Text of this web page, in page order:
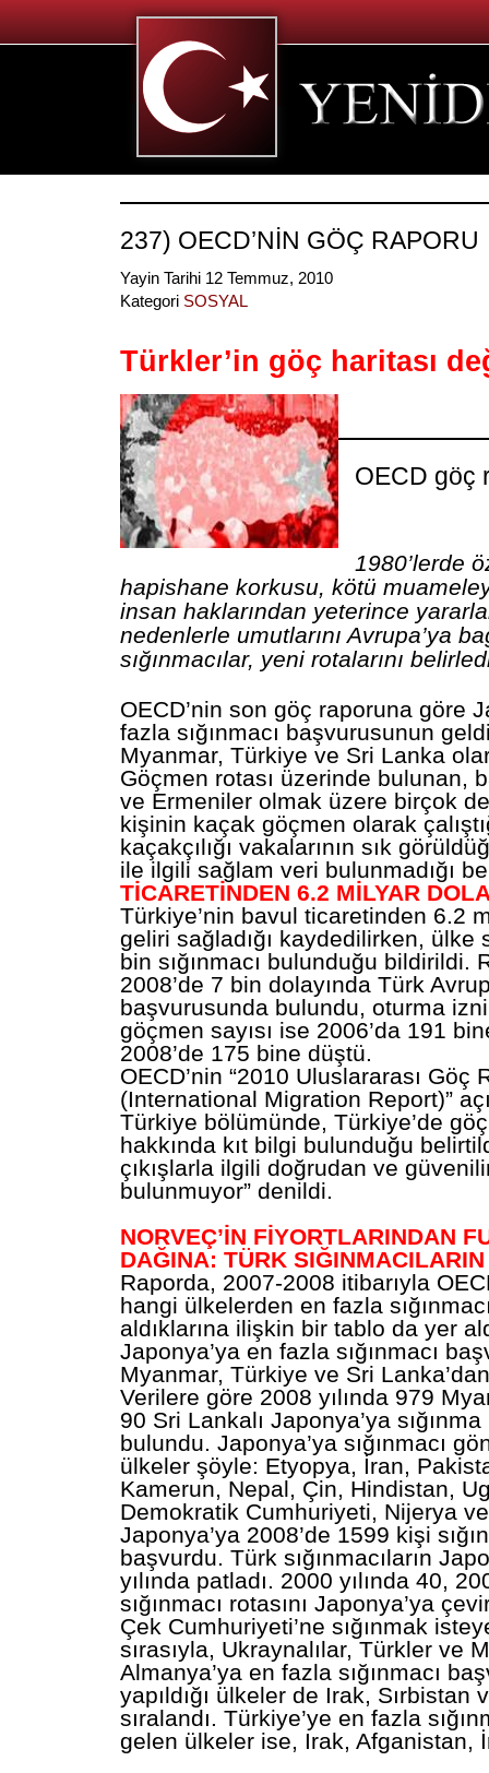
237) OECD’NİN GÖÇ RAPORU
Yayin Tarihi 12 Temmuz, 2010
Kategori SOSYAL
Türkler’in göç haritası
OECD göç
1980’lerde
hapishane korkusu, kötü
insan haklarından yeterince
nedenlerle umutlarını Avrupa’ya
sığınmacılar, yeni rotalarını
OECD’nin son göç raporuna göre
fazla sığınmacı başvurusunun
Myanmar, Türkiye ve Sri Lanka
Göçmen rotası üzerinde bulunan,
ve Ermeniler olmak üzere birçok
kişinin kaçak göçmen olarak
kaçakçılığı vakalarının sık
ile ilgili sağlam veri bulunmadığı
TİCARETİNDEN 6.2 MİLYAR
Türkiye’nin bavul ticaretinden 6.2
geliri sağladığı kaydedilirken, ülke
bin sığınmacı bulunduğu bildirildi.
2008’de 7 bin dolayında Türk
başvurusunda bulundu, oturma
göçmen sayısı ise 2006’da 191
2008’de 175 bine düştü.
OECD’nin “2010 Uluslararası Göç
(International Migration Report)”
Türkiye bölümünde, Türkiye’de
hakkında kıt bilgi bulunduğu
çıkışlarla ilgili doğrudan ve
bulunmuyor” denildi.
NORVEÇ’İN FİYORTLARINDAN
DAĞINA: TÜRK
Raporda, 2007-2008 itibarıyla
hangi ülkelerden en fazla
aldıklarına ilişkin bir tablo da yer
Japonya’ya en fazla sığınmacı
Myanmar, Türkiye ve Sri Lanka’dan
Verilere göre 2008 yılında 979
90 Sri Lankalı Japonya’ya
bulundu. Japonya’ya sığınmacı
ülkeler şöyle: Etyopya, İran,
Kamerun, Nepal, Çin, Hindistan,
Demokratik Cumhuriyeti, Nijerya
Japonya’ya 2008’de 1599 kişi
başvurdu. Türk sığınmacıların
yılında patladı. 2000 yılında 40,
sığınmacı rotasını Japonya’ya
Çek Cumhuriyeti’ne sığınmak
sırasıyla, Ukraynalılar, Türkler ve
Almanya’ya en fazla sığınmacı
yapıldığı ülkeler de Irak, Sırbistan
sıralandı. Türkiye’ye en fazla
gelen ülkeler ise, Irak, Afganistan,